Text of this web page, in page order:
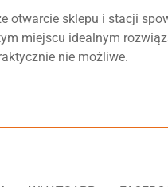
otwarcie sklepu i stacji
miejscu idealnym
nie możliwe.